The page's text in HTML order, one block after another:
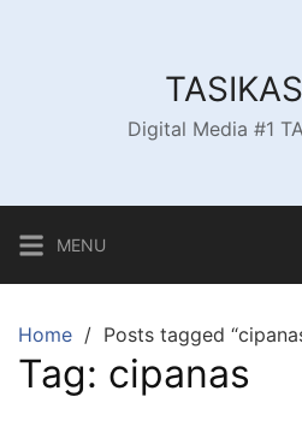
Digital Media #1
MENU
Home Posts tagged
Tag: cipanas